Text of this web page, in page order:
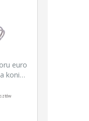
euro
koni